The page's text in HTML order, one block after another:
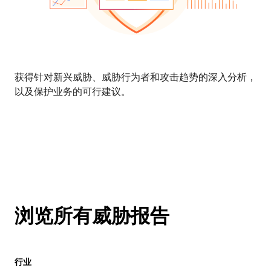
获得针对新兴威胁、威胁行为者和攻击趋势的深入分析，
以及保护业务的可行建议。
浏览所有威胁报告
行业